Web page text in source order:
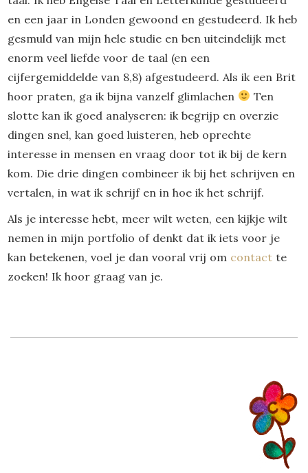
en een jaar in Londen gewoond en gestudeerd. Ik heb
gesmuld van mijn hele studie en ben uiteindelijk met
enorm veel liefde voor de taal (en een
cijfergemiddelde van 8,8) afgestudeerd. Als ik een Brit
hoor praten, ga ik bijna vanzelf glimlachen
Ten
slotte kan ik goed analyseren: ik begrijp en overzie
dingen snel, kan goed luisteren, heb oprechte
interesse in mensen en vraag door tot ik bij de kern
kom. Die drie dingen combineer ik bij het schrijven en
vertalen, in wat ik schrijf en in hoe ik het schrijf.
Als je interesse hebt, meer wilt weten, een kijkje wilt
nemen in mijn portfolio of denkt dat ik iets voor je
kan betekenen, voel je dan vooral vrij om contact te
zoeken! Ik hoor graag van je.